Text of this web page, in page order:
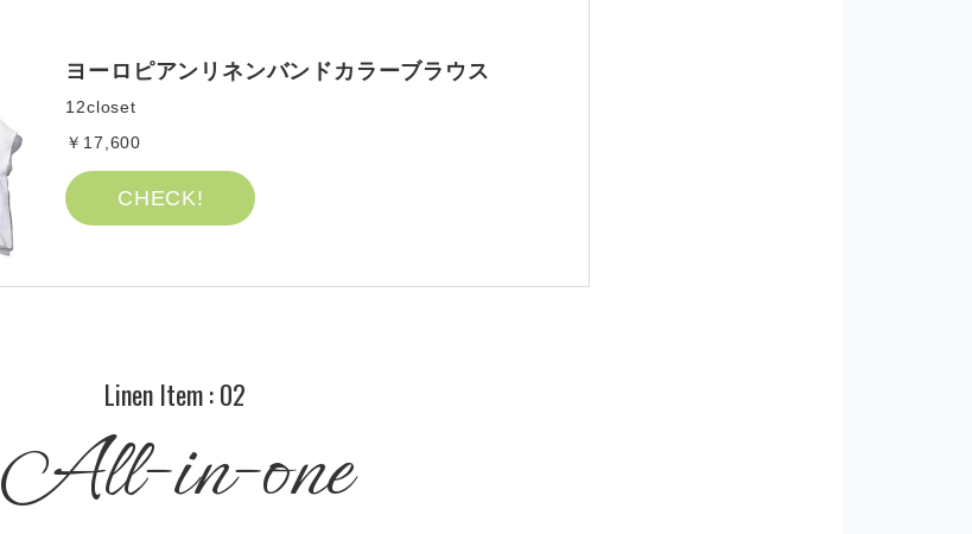
ヨーロピアンリネンバンドカラーブラウス
12closet
￥17,600
CHECK!
Linen Item : 02
All-in-one